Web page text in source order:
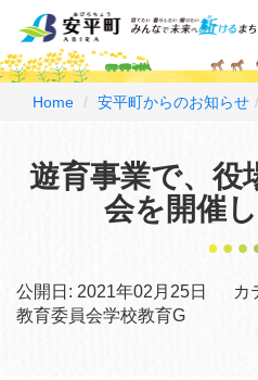
Home 安平町からのお知らせ
遊育事業で、役
会を開催
公開日: 2021年02月25日 カ
教育委員会学校教育G